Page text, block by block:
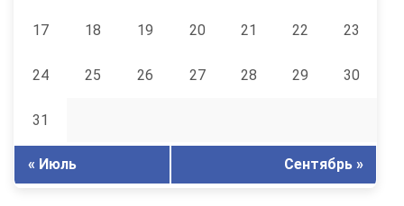
17 18 19 20 21 22 23
24 25 26 27 28 29 30
31
« Июль Сентябрь »